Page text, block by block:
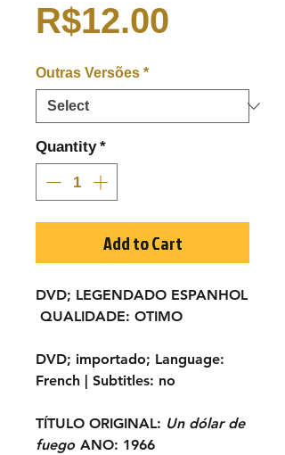
R$12.00
Outras Versões *
Quantity *
Add to Cart
DVD; LEGENDADO ESPANHOL
QUALIDADE: OTIMO
DVD; importado; Language:
French | Subtitles: no
TÍTULO ORIGINAL: Un dólar de
fuego ANO: 1966